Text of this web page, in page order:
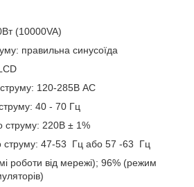
(10000VA)
правильна синусоїда
струму: 120-285В АС
40 - 70 Гц
струму: 220В ± 1%
струму: 47-53 Гц або 57 -63 Гц
роботи від мережі); 96% (режим